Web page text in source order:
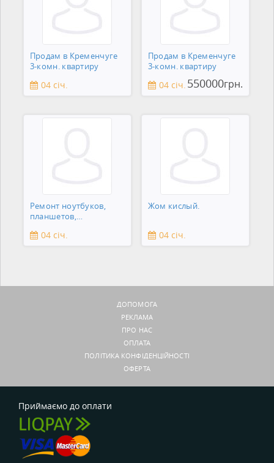
Продам в Кременчуге
3-комн. квартиру
04 січ.
Продам в Кременчуге
3-комн. квартиру
04 січ. 550000грн.
Ремонт ноутбуков,
планшетов,
зеркальны
04 січ.
Жом кислый.
04 січ.
ДОПОМОГА
РЕКЛАМА
ПРО НАС
ОПЛАТА
ПОЛІТИКА КОНФІДЕНЦІЙНОСТІ
ОФЕРТА
Приймаємо до оплати